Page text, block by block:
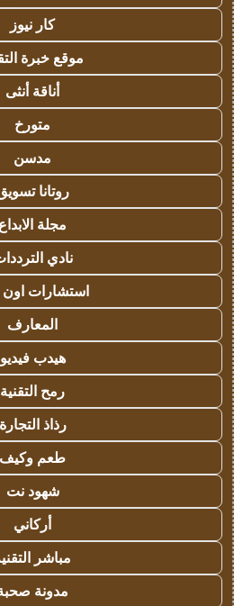
كار نيوز
موقع خبرة
أناقة أنثى
متورخ
مدسن
روتانا
مجلة الابداع
نادي
استشارات اون
المعارف
هيدب فيديو
رمح التقنية
رذاذ التجارة
طعم وكيف
شهود نت
أركاني
مباشر
مدونة